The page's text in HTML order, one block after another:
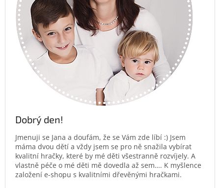
Dobrý den!
Jmenuji se Jana a doufám, že se Vám zde líbí :) Jsem
máma dvou dětí a vždy jsem se pro ně snažila vybírat
kvalitní hračky, které by mé děti všestranně rozvíjely. A
vlastně péče o mé děti mě dovedla až sem…. K myšlence
založení e-shopu s kvalitními dřevěnými hračkami.